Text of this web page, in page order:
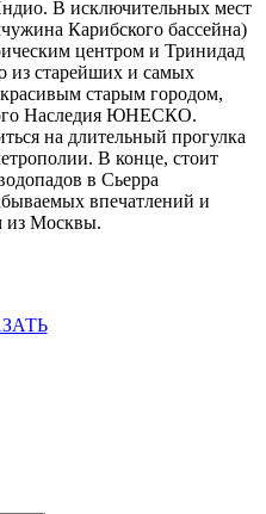
В исключительных мест
Карибского бассейна)
центром и Тринидад
из старейших и самых
старым городом,
Наследия ЮНЕСКО.
на длительный прогулка
В конце, стоит
в Сьерра
впечатлений и
из Москвы.